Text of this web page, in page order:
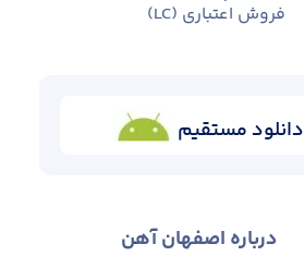
فروش اعتباری (LC)
دانلود مستقیم
درباره اصفهان آهن